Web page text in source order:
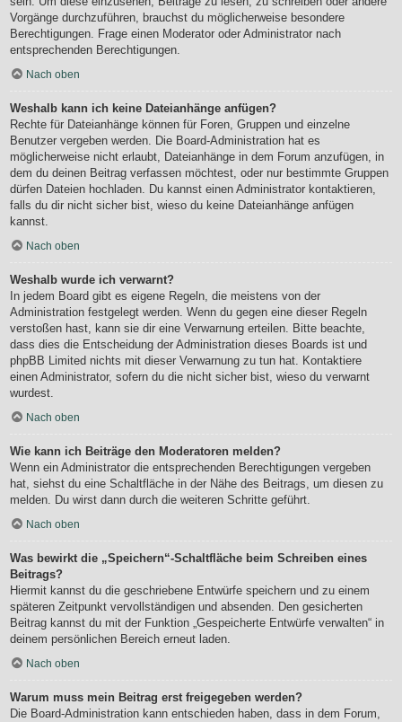
Vorgänge durchzuführen, brauchst du möglicherweise besondere
Berechtigungen. Frage einen Moderator oder Administrator nach
entsprechenden Berechtigungen.
Nach oben
Weshalb kann ich keine Dateianhänge anfügen?
Rechte für Dateianhänge können für Foren, Gruppen und einzelne
Benutzer vergeben werden. Die Board-Administration hat es
möglicherweise nicht erlaubt, Dateianhänge in dem Forum anzufügen, in
dem du deinen Beitrag verfassen möchtest, oder nur bestimmte Gruppen
dürfen Dateien hochladen. Du kannst einen Administrator kontaktieren,
falls du dir nicht sicher bist, wieso du keine Dateianhänge anfügen
kannst.
Nach oben
Weshalb wurde ich verwarnt?
In jedem Board gibt es eigene Regeln, die meistens von der
Administration festgelegt werden. Wenn du gegen eine dieser Regeln
verstoßen hast, kann sie dir eine Verwarnung erteilen. Bitte beachte,
dass dies die Entscheidung der Administration dieses Boards ist und
phpBB Limited nichts mit dieser Verwarnung zu tun hat. Kontaktiere
einen Administrator, sofern du die nicht sicher bist, wieso du verwarnt
wurdest.
Nach oben
Wie kann ich Beiträge den Moderatoren melden?
Wenn ein Administrator die entsprechenden Berechtigungen vergeben
hat, siehst du eine Schaltfläche in der Nähe des Beitrags, um diesen zu
melden. Du wirst dann durch die weiteren Schritte geführt.
Nach oben
Was bewirkt die „Speichern“-Schaltfläche beim Schreiben eines
Beitrags?
Hiermit kannst du die geschriebene Entwürfe speichern und zu einem
späteren Zeitpunkt vervollständigen und absenden. Den gesicherten
Beitrag kannst du mit der Funktion „Gespeicherte Entwürfe verwalten“ in
deinem persönlichen Bereich erneut laden.
Nach oben
Warum muss mein Beitrag erst freigegeben werden?
Die Board-Administration kann entschieden haben, dass in dem Forum,